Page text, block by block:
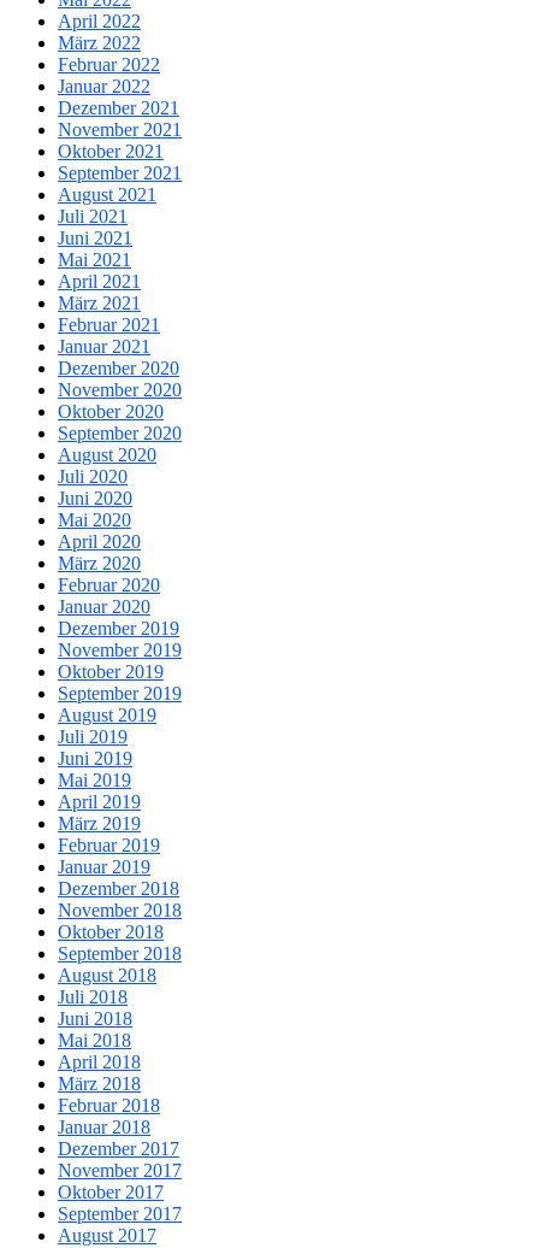
April 2022
März 2022
Februar 2022
Januar 2022
Dezember 2021
November 2021
Oktober 2021
September 2021
August 2021
Juli 2021
Juni 2021
Mai 2021
April 2021
März 2021
Februar 2021
Januar 2021
Dezember 2020
November 2020
Oktober 2020
September 2020
August 2020
Juli 2020
Juni 2020
Mai 2020
April 2020
März 2020
Februar 2020
Januar 2020
Dezember 2019
November 2019
Oktober 2019
September 2019
August 2019
Juli 2019
Juni 2019
Mai 2019
April 2019
März 2019
Februar 2019
Januar 2019
Dezember 2018
November 2018
Oktober 2018
September 2018
August 2018
Juli 2018
Juni 2018
Mai 2018
April 2018
März 2018
Februar 2018
Januar 2018
Dezember 2017
November 2017
Oktober 2017
September 2017
August 2017